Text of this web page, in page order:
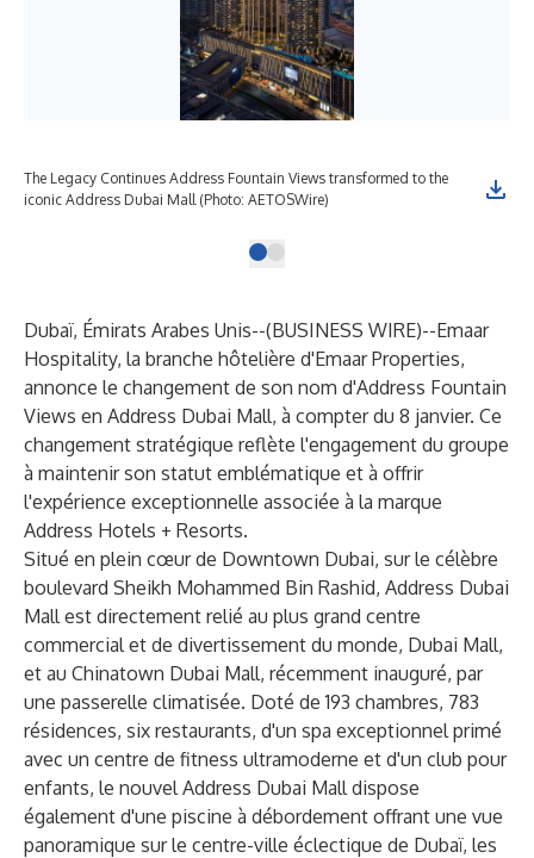
The Legacy Continues Address Fountain Views transformed to the
iconic Address Dubai Mall (Photo: AETOSWire)
Dubaï, Émirats Arabes Unis--(BUSINESS WIRE)--Emaar
Hospitality, la branche hôtelière d'Emaar Properties,
annonce le changement de son nom d'Address Fountain
Views en Address Dubai Mall, à compter du 8 janvier. Ce
changement stratégique reflète l'engagement du groupe
à maintenir son statut emblématique et à offrir
l'expérience exceptionnelle associée à la marque
Address Hotels + Resorts.
Situé en plein cœur de Downtown Dubai, sur le célèbre
boulevard Sheikh Mohammed Bin Rashid, Address Dubai
Mall est directement relié au plus grand centre
commercial et de divertissement du monde, Dubai Mall,
et au Chinatown Dubai Mall, récemment inauguré, par
une passerelle climatisée. Doté de 193 chambres, 783
résidences, six restaurants, d'un spa exceptionnel primé
avec un centre de fitness ultramoderne et d'un club pour
enfants, le nouvel Address Dubai Mall dispose
également d'une piscine à débordement offrant une vue
panoramique sur le centre-ville éclectique de Dubaï, les